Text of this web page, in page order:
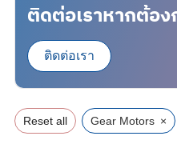
ติดต่อเราหากต้อ
ติดต่อเรา
Reset all Gear Motors ×